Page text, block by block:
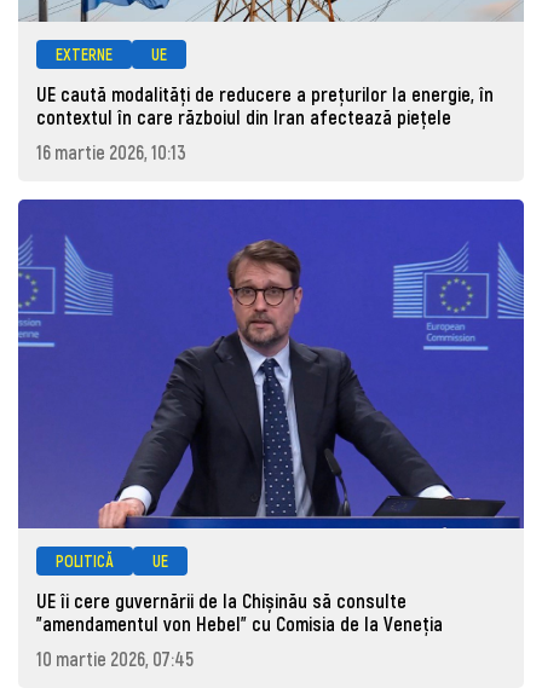
EXTERNE UE
UE caută modalități de reducere a prețurilor la energie, în
contextul în care războiul din Iran afectează piețele
16 martie 2026, 10:13
POLITICĂ UE
UE îi cere guvernării de la Chișinău să consulte
”amendamentul von Hebel” cu Comisia de la Veneția
10 martie 2026, 07:45